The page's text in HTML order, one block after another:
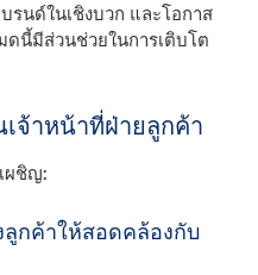
รนด์ในเชิงบวก และโอกาส
ดนี้มีส่วนช่วยในการเติบโต
จ้าหน้าที่ฝ่ายลูกค้า
ผชิญ:
กค้าให้สอดคล้องกับ